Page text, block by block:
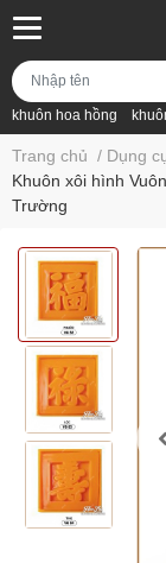
khuôn hoa hồng
Trang chủ / Dụng
Khuôn xôi hình
Trường